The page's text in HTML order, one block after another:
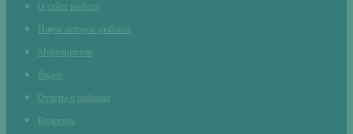
О сайте рыбхоз
Ищем авторов рыбаков
Мероприятия
Видео
Отчеты о рыбалке
Водоемы